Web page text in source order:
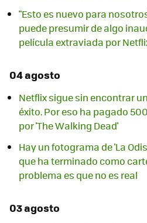
"Esto es nuevo para
puede presumir de algo
película extraviada por
04 agosto
Netflix sigue sin encontrar
éxito. Por eso ha pagado
por 'The Walking Dead'
Hay un fotograma de 'La
que ha terminado como
problema es que no es real
03 agosto